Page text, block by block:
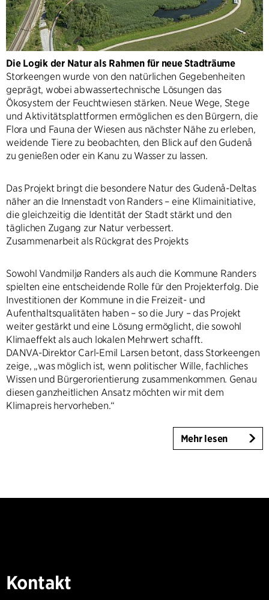
Die Logik der Natur als Rahmen für neue Stadträume
Storkeengen wurde von den natürlichen Gegebenheiten
geprägt, wobei abwassertechnische Lösungen das
Ökosystem der Feuchtwiesen stärken. Neue Wege, Stege
und Aktivitätsplattformen ermöglichen es den Bürgern, die
Flora und Fauna der Wiesen aus nächster Nähe zu erleben,
weidende Tiere zu beobachten, den Blick auf den Gudenå
zu genießen oder ein Kanu zu Wasser zu lassen.
Das Projekt bringt die besondere Natur des Gudenå-Deltas
näher an die Innenstadt von Randers – eine Klimainitiative,
die gleichzeitig die Identität der Stadt stärkt und den
täglichen Zugang zur Natur verbessert.
Zusammenarbeit als Rückgrat des Projekts
Sowohl Vandmiljø Randers als auch die Kommune Randers
spielten eine entscheidende Rolle für den Projekterfolg. Die
Investitionen der Kommune in die Freizeit- und
Aufenthaltsqualitäten haben – so die Jury – das Projekt
weiter gestärkt und eine Lösung ermöglicht, die sowohl
Klimaeffekt als auch lokalen Mehrwert schafft.
DANVA-Direktor Carl-Emil Larsen betont, dass Storkeengen
zeige, „was möglich ist, wenn politischer Wille, fachliches
Wissen und Bürgerorientierung zusammenkommen. Genau
diesen ganzheitlichen Ansatz möchten wir mit dem
Klimapreis hervorheben.“
Mehr lesen
Kontakt